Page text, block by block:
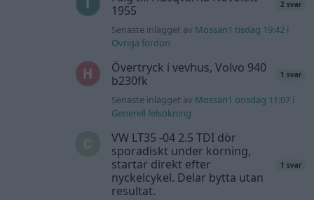
1955
2 svar
Senaste inlägget av Mossan1 tisdag 19:42 i
Övriga fordon
Övertryck i vevhus, Volvo 940
b230fk
1 svar
Senaste inlägget av Mossan1 onsdag 11:07 i
Generell felsökning
VW LT35 -04 2.5 TDI dör
sporadiskt under körning,
startar direkt efter
nyckelcykel. Delar bytta utan
resultat.
1 svar